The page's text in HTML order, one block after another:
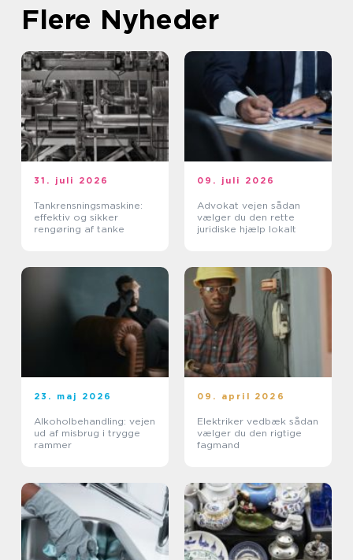
Flere Nyheder
31. juli 2026
Tankrensningsmaskine:
effektiv og sikker
rengøring af tanke
09. juli 2026
Advokat vejen sådan
vælger du den rette
juridiske hjælp lokalt
23. maj 2026
Alkoholbehandling: vejen
ud af misbrug i trygge
rammer
09. april 2026
Elektriker vedbæk sådan
vælger du den rigtige
fagmand